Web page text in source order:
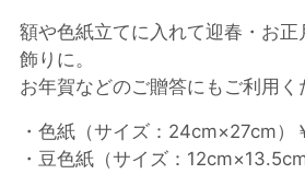
額や色紙立てに入れて迎春・お
飾りに。
お年賀などのご贈答にもご利用く
・色紙（サイズ：24cm×27cm）
・豆色紙（サイズ：